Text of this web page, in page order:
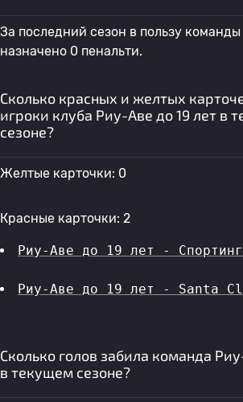
За последний сезон в пользу
назначено 0 пенальти.
Сколько красных и желтых
игроки клуба Риу-Аве до 19 лет в
сезоне?
Желтые карточки: 0
Красные карточки: 2
Риу-Аве до 19 лет -
Риу-Аве до 19 лет - Santa
Сколько голов забила команда
в текущем сезоне?